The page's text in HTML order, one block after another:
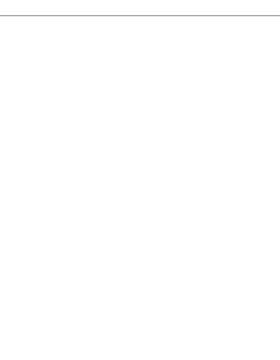
und Angewandte Geographie
IOW)
(Lehramt Geographie)